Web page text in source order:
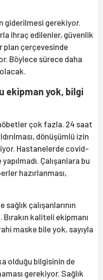
giderilmesi gerekiyor.
ihraç edilenler, güvenlik
plan çerçevesinde
Böylece sürece daha
ekipman yok, bilgi
çok fazla. 24 saat
dönüşümlü izin
Hastanelerde covid-
Çalışanlara bu
hazırlanması,
çalışanlarının
kaliteli ekipmanı
maske bile yok, sayıyla
olduğu bilgisinin de
gerekiyor. Sağlık